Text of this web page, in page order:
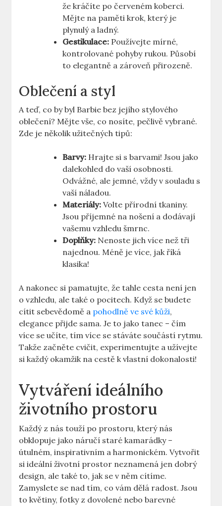
že kráčíte po červeném koberci.
Mějte na paměti krok, který je
plynulý a ladný.
Gestikulace: Používejte mírné,
kontrolované pohyby rukou. Působí
to elegantně a zároveň přirozeně.
Oblečení a styl
A teď, co by byl Barbie bez jejího stylového
oblečení? Mějte vše, co nosíte, pečlivě vybrané.
Zde je několik užitečných tipů:
Barvy: Hrajte si s barvami! Jsou jako
dalekohled do vaší osobnosti.
Odvážné, ale jemné, vždy v souladu s
vaší náladou.
Materiály: Volte přírodní tkaniny.
Jsou příjemné na nošení a dodávají
vašemu vzhledu šmrnc.
Doplňky: Nenoste jich více než tři
najednou. Méně je více, jak říká
klasika!
A nakonec si pamatujte, že tahle cesta není jen
o vzhledu, ale také o pocitech. Když se budete
cítit sebevědomě a pohodlně ve své kůži,
elegance přijde sama. Je to jako tanec – čím
více se učíte, tím více se stáváte součástí rytmu.
Takže začněte cvičit, experimentujte a užívejte
si každý okamžik na cestě k vlastní dokonalosti!
Vytváření ideálního
životního prostoru
Každý z nás touží po prostoru, který nás
obklopuje jako náručí staré kamarádky –
útulném, inspirativním a harmonickém. Vytvořit
si ideální životní prostor neznamená jen dobrý
design, ale také to, jak se v něm cítíme.
Zamyslete se nad tím, co vám dělá radost. Jsou
to květiny, fotky z dovolené nebo barevné